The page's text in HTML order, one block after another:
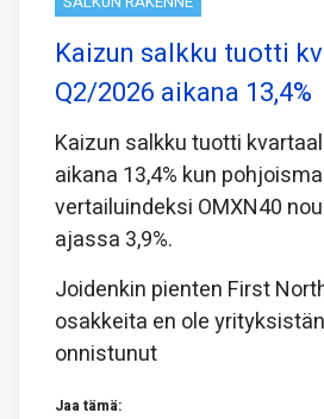
Kaizun salkku tuotti
Q2/2026 aikana 13,4%
Kaizun salkku tuotti
aikana 13,4% kun
vertailuindeksi OMXN40
ajassa 3,9%.
Joidenkin pienten First
osakkeita en ole
onnistunut
Jaa tämä: